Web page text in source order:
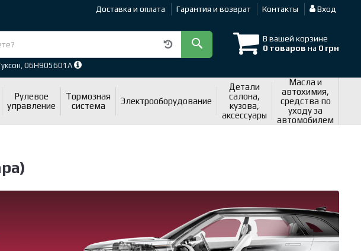
Доставка и оплата Гарантия и возврат Контакты Вход
В вашей корзине
0 товаров на 0 грн
06H905601A
Рулевое
управление
Тормозная
система
Электрооборудование
Детали
салона,
кузова,
аксессуары
Масла и
автохимия,
средства по
уходу за
автомобилем